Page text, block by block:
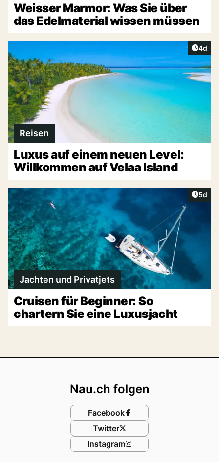
Weisser Marmor: Was Sie über
das Edelmaterial wissen müssen
4d
Reisen
Luxus auf einem neuen Level:
Willkommen auf Velaa Island
5d
Jachten und Privatjets
Cruisen für Beginner: So
chartern Sie eine Luxusjacht
Nau.ch folgen
Facebook
Twitter
Instagram